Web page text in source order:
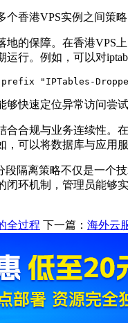
个香港VPS实例之间策
地的保障。在香港VPS
运行。例如，可以对
"IPTables-
快速定位异常访问尝
合合规与业务连续性。
可以将数据库与应用
段隔离策略不仅是一个
环机制，管理员能够
全过程 下一篇： 海外云